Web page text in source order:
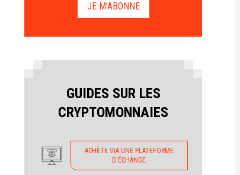
JE M'ABONNE
GUIDES SUR LES
CRYPTOMONNAIES
ACHÈTE VIA UNE PLATEFORME
D'ÉCHANGE